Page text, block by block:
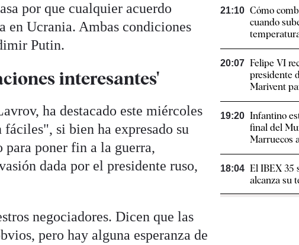
por que cualquier acuerdo
en Ucrania. Ambas condiciones
Putin.
interesantes'
ha destacado este miércoles
si bien ha expresado su
para poner fin a la guerra,
dada por el presidente ruso,
negociadores. Dicen que las
pero hay alguna esperanza de
21:10 Cómo
cuando
20:07 Felipe VI
presidente
Marivent
19:20 Infantino
final del
Marruecos
18:04 El IBEX 35
alcanza su